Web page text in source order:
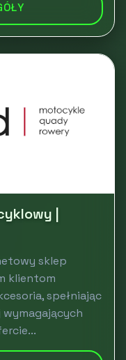
|
sklep
klientom
spełniając